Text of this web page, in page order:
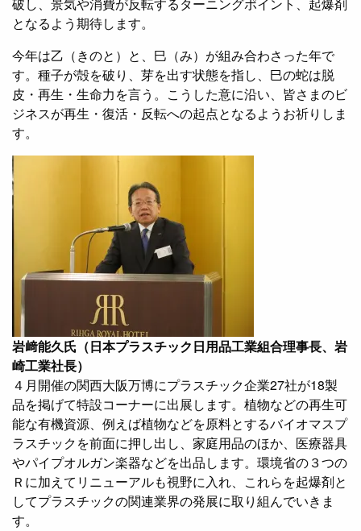
破し、景気や消費が反転するターニングポイント、起爆剤
となるよう期待します。
今年は乙（きのと）と、巳（み）が組み合わさった年で
す。種子が殻を破り、芽を出す状態を指し、巳の蛇は脱
皮・再生・生命力を言う。こうした意に沿い、皆さまのビ
ジネスが再生・復活・反転への起点となるようお祈りしま
す。
岩﨑能久氏（日本プラスチック日用品工業組合理事長、岩
崎工業社長）
４月開催の関西大阪万博にプラスチック企業27社が18製
品を掲げて特設コーナーに出展します。植物などの再生可
能な有機資源、例えば植物などを原料とするバイオマスプ
ラスチックを前面に押し出し、家庭用品のほか、医療器具
やパイプオルガン楽器などを出品します。環境省の３つの
Ｒに加えてリニューアルも視野に入れ、これらを起爆剤と
してプラスチックの関連業界の発展に取り組んでいきま
す。